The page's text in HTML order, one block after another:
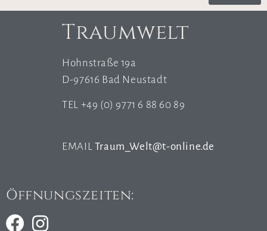
Traumwelt
Hohnstraße 19a
D-97616 Bad Neustadt
TEL +49 (0) 9771 6 88 60 89
EMAIL Traum_Welt@t-online.de
Öffnungszeiten: